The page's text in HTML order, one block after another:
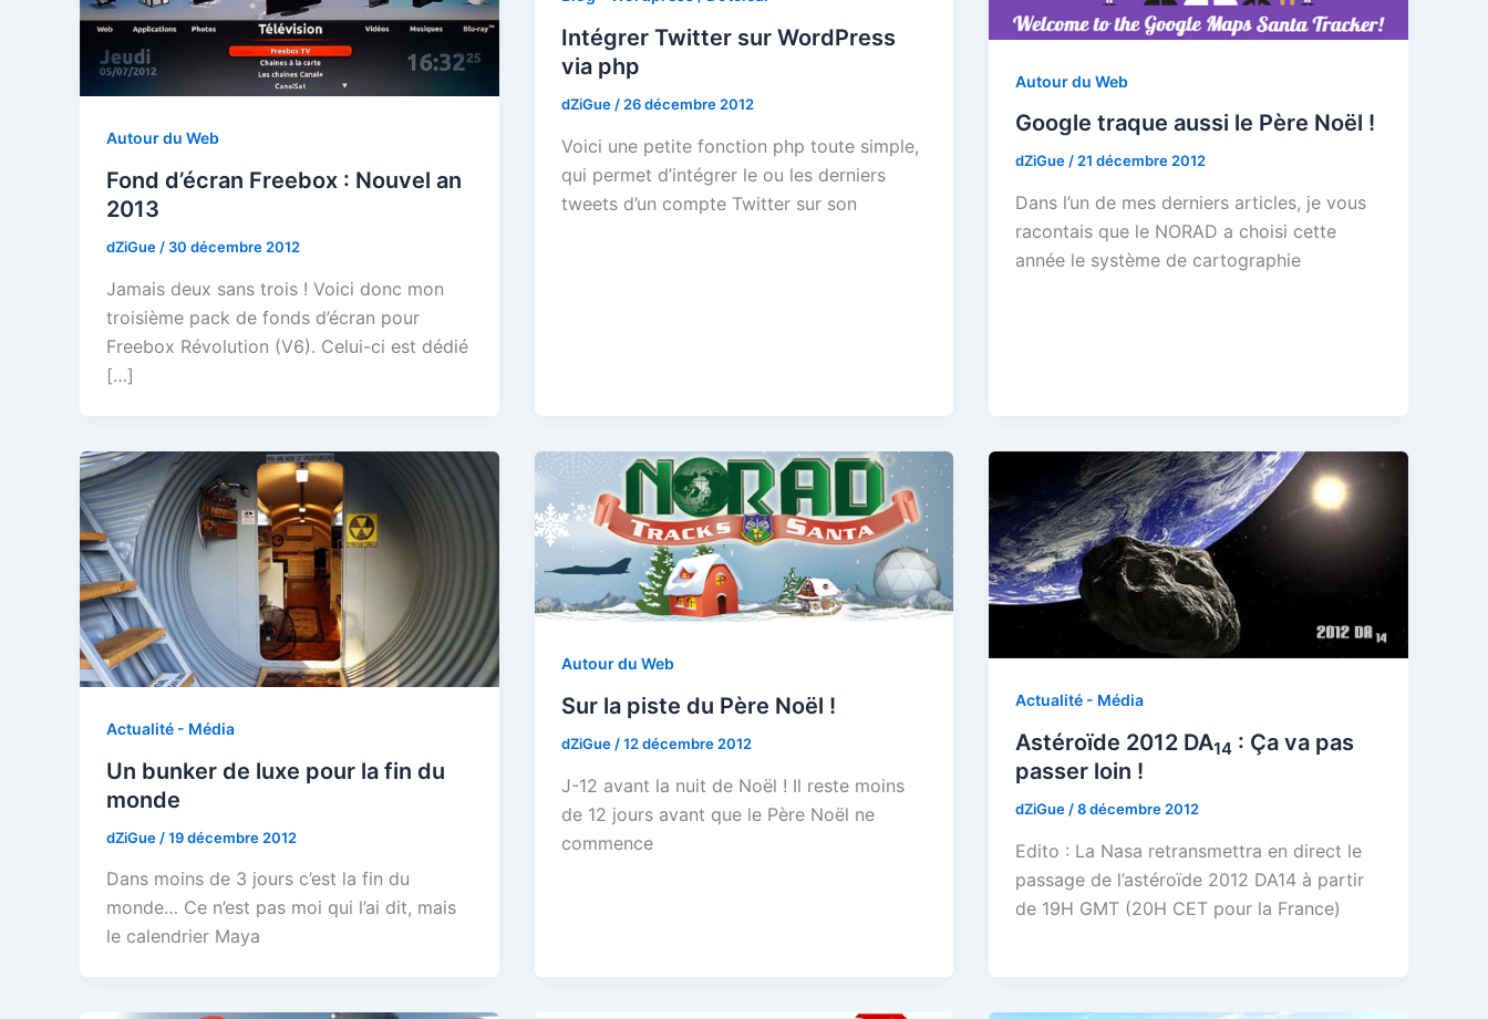
Autour du Web
Fond d’écran Freebox : Nouvel an
2013
dZiGue / 30 décembre 2012
Jamais deux sans trois ! Voici donc mon
troisième pack de fonds d’écran pour
Freebox Révolution (V6). Celui-ci est dédié
[…]
Intégrer Twitter sur WordPress
via php
dZiGue / 26 décembre 2012
Voici une petite fonction php toute simple,
qui permet d’intégrer le ou les derniers
tweets d’un compte Twitter sur son
Autour du Web
Google traque aussi le Père Noël !
dZiGue/21 décembre 2012
Dans l’un de mes derniers articles, je vous
racontais que le NORAD a choisi cette
année le système de cartographie
Actualité - Média
Un bunker de luxe pour la fin du
monde
dZiGue /19 décembre 2012
Dans moins de 3 jours c’est la fin du
monde… Ce n’est pas moi qui l’ai dit, mais
le calendrier Maya
Autour du Web
Sur la piste du Père Noël !
dZiGue /12 décembre 2012
J-12 avant la nuit de Noël ! Il reste moins
de 12 jours avant que le Père Noël ne
commence
Actualité - Média
Astéroïde 2012 DA14 : Ça va pas
passer loin !
dZiGue/8 décembre 2012
Edito : La Nasa retransmettra en direct le
passage de l’astéroïde 2012 DA14 à partir
de 19H GMT (20H CET pour la France)